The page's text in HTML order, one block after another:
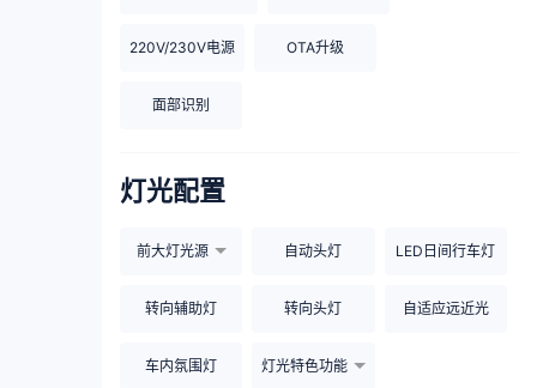
220V/230V电源 OTA升级
面部识别
灯光配置
前大灯光源 自动头灯 LED日间行车灯
转向辅助灯 转向头灯 自适应远近光
车内氛围灯 灯光特色功能